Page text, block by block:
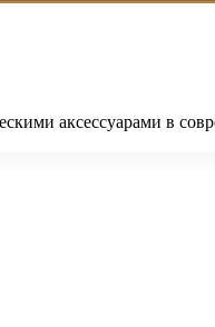
аксессуарами в